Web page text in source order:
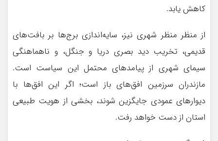
کاهش یابد.
از منظر منظر شهری نیز، سایه‌اندازی برج‌ها بر بافت‌های
قدیمی، تخریب دید بصری دریا و جنگل، و ناهماهنگی
سیمای شهری از پیامدهای محتمل این سیاست است.
مازندران سرزمین افق‌های باز است؛ اگر این افق‌ها با
دیوارهای عمودی جایگزین شوند، بخشی از هویت طبیعی
استان از دست خواهد رفت.